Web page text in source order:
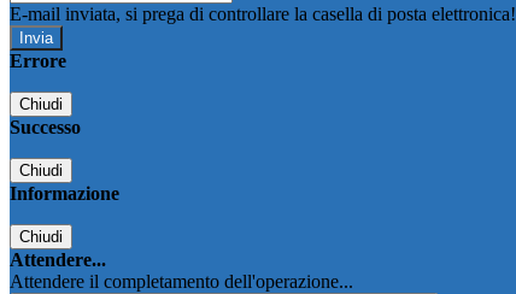
E-mail inviata, si prega di controllare la casella di posta elettronica!
Errore
Chiudi
Successo
Chiudi
Informazione
Chiudi
Attendere...
Attendere il completamento dell'operazione...